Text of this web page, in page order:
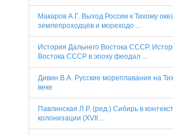
Макаров А.Г. Выход России к Тихому
землепроходцев и мореходо ...
История Дальнего Востока СССР.
Востока СССР в эпоху феодал ...
Дивин В.А. Русские мореплавания на
веке
Павлинская Л.Р. (ред.) Сибирь в
колонизации (XVII ...